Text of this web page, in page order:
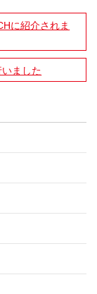
に紹介されま
ました